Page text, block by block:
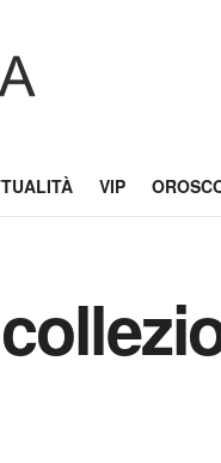
VIP